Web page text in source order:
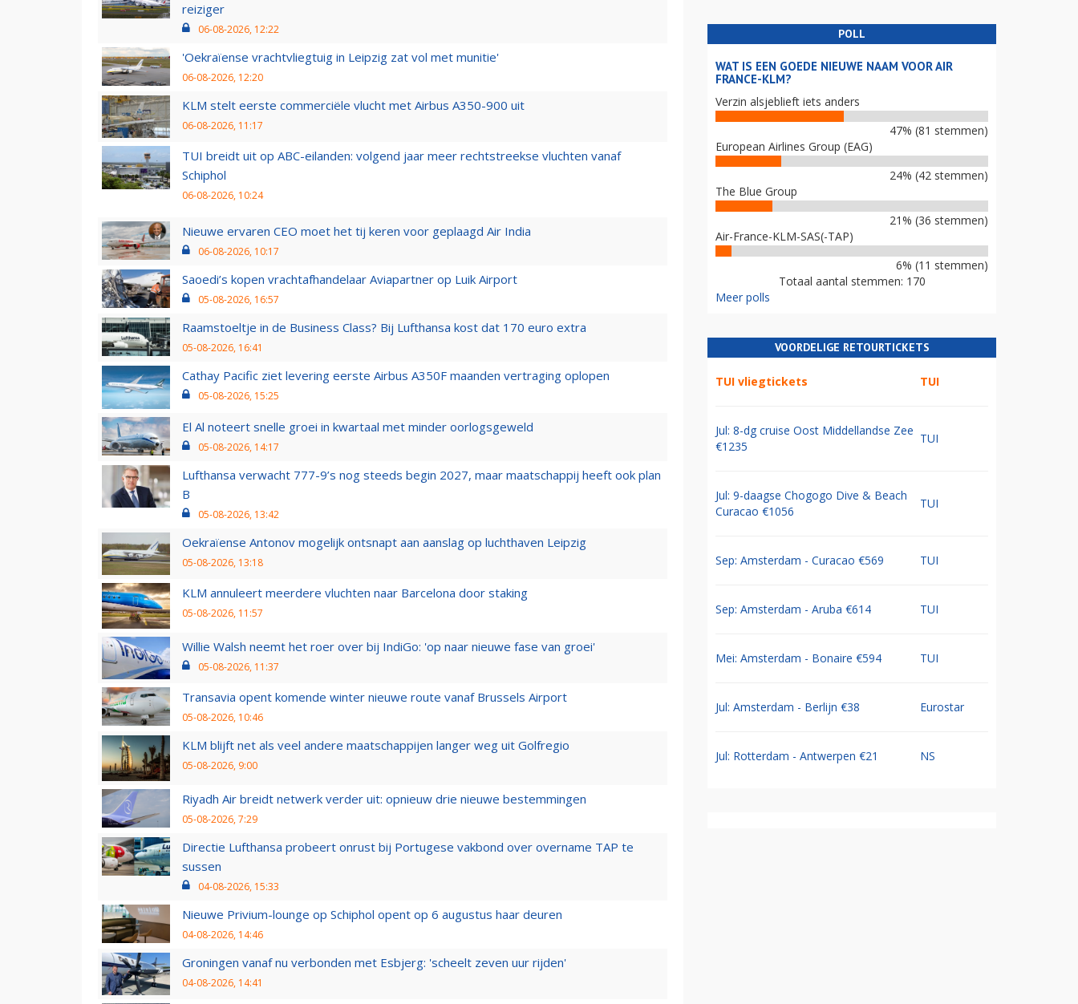
reiziger
06-08-2026, 12:22
'Oekraïense vrachtvliegtuig in Leipzig zat vol met munitie'
06-08-2026, 12:20
KLM stelt eerste commerciële vlucht met Airbus A350-900 uit
06-08-2026, 11:17
TUI breidt uit op ABC-eilanden: volgend jaar meer rechtstreekse vluchten vanaf
Schiphol
06-08-2026, 10:24
Nieuwe ervaren CEO moet het tij keren voor geplaagd Air India
06-08-2026, 10:17
Saoedi’s kopen vrachtafhandelaar Aviapartner op Luik Airport
05-08-2026, 16:57
Raamstoeltje in de Business Class? Bij Lufthansa kost dat 170 euro extra
05-08-2026, 16:41
Cathay Pacific ziet levering eerste Airbus A350F maanden vertraging oplopen
05-08-2026, 15:25
El Al noteert snelle groei in kwartaal met minder oorlogsgeweld
05-08-2026, 14:17
Lufthansa verwacht 777-9’s nog steeds begin 2027, maar maatschappij heeft ook plan
B
05-08-2026, 13:42
Oekraïense Antonov mogelijk ontsnapt aan aanslag op luchthaven Leipzig
05-08-2026, 13:18
KLM annuleert meerdere vluchten naar Barcelona door staking
05-08-2026, 11:57
Willie Walsh neemt het roer over bij IndiGo: 'op naar nieuwe fase van groei'
05-08-2026, 11:37
Transavia opent komende winter nieuwe route vanaf Brussels Airport
05-08-2026, 10:46
KLM blijft net als veel andere maatschappijen langer weg uit Golfregio
05-08-2026, 9:00
Riyadh Air breidt netwerk verder uit: opnieuw drie nieuwe bestemmingen
05-08-2026, 7:29
Directie Lufthansa probeert onrust bij Portugese vakbond over overname TAP te
sussen
04-08-2026, 15:33
Nieuwe Privium-lounge op Schiphol opent op 6 augustus haar deuren
04-08-2026, 14:46
Groningen vanaf nu verbonden met Esbjerg: 'scheelt zeven uur rijden'
04-08-2026, 14:41
POLL
WAT IS EEN GOEDE NIEUWE NAAM VOOR AIR
FRANCE-KLM?
Verzin alsjeblieft iets anders
47% (81 stemmen)
European Airlines Group (EAG)
24% (42 stemmen)
The Blue Group
21% (36 stemmen)
Air-France-KLM-SAS(-TAP)
6% (11 stemmen)
Totaal aantal stemmen: 170
Meer polls
VOORDELIGE RETOURTICKETS
TUI vliegtickets TUI
Jul: 8-dg cruise Oost Middellandse Zee
€1235
TUI
Jul: 9-daagse Chogogo Dive & Beach
Curacao €1056
TUI
Sep: Amsterdam - Curacao €569 TUI
Sep: Amsterdam - Aruba €614 TUI
Mei: Amsterdam - Bonaire €594 TUI
Jul: Amsterdam - Berlijn €38 Eurostar
Jul: Rotterdam - Antwerpen €21 NS